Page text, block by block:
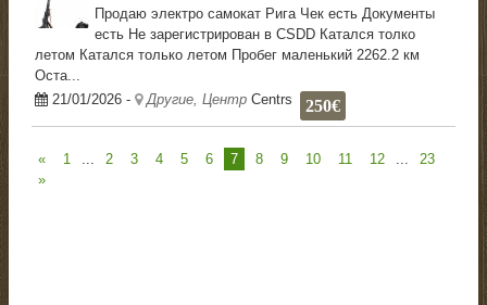
Продаю электро самокат Рига Чек есть Документы
есть Не зарегистрирован в CSDD Катался толко
летом Катался только летом Пробег маленький 2262.2 км
Оста...
21/01/2026- Другие, Центр Centrs 250€
« 1 ... 2 3 4 5 6 7 8 9 10 11 12 ...
23
»